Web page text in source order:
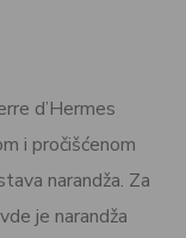
d’Hermes
i pročišćenom
narandža. Za
je narandža